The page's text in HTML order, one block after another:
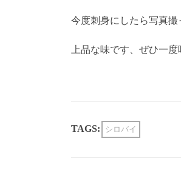
今度刺身にしたら写真撮
上品な味です、ぜひ一
TAGS: シロバイ